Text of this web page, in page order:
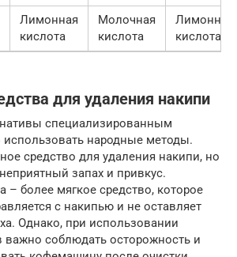
Лимонная
кислота
Молочная
кислота
Лимонная
кислота
для удаления накипи
специализированным
народные методы.
средство для удаления накипи, но
запах и привкус.
– более мягкое средство, которое
с накипью и не оставляет
Однако, при использовании
важно соблюдать осторожность и